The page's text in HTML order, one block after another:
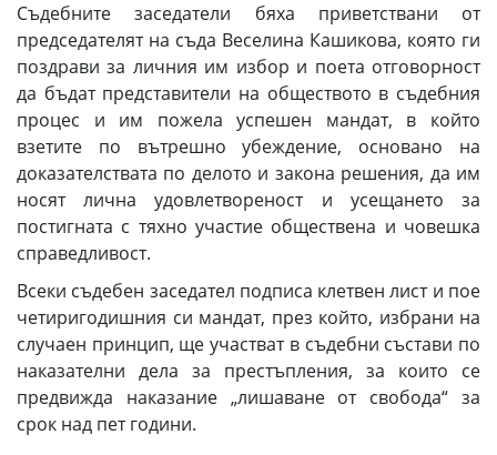
Съдебните заседатели бяха приветствани от
председателят на съда Веселина Кашикова, която ги
поздрави за личния им избор и поета отговорност
да бъдат представители на обществото в съдебния
процес и им пожела успешен мандат, в който
взетите по вътрешно убеждение, основано на
доказателствата по делото и закона решения, да им
носят лична удовлетвореност и усещането за
постигната с тяхно участие обществена и човешка
справедливост.
Всеки съдебен заседател подписа клетвен лист и пое
четиригодишния си мандат, през който, избрани на
случаен принцип, ще участват в съдебни състави по
наказателни дела за престъпления, за които се
предвижда наказание „лишаване от свобода“ за
срок над пет години.